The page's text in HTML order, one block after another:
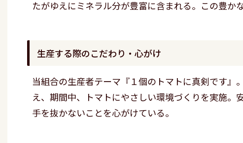
たがゆえにミネラル分が豊富に含まれる。この豊か
生産する際のこだわり・心がけ
当組合の生産者テーマ『１個のトマトに真剣です
え、期間中、トマトにやさしい環境づくりを実施
手を抜かないことを心がけている。